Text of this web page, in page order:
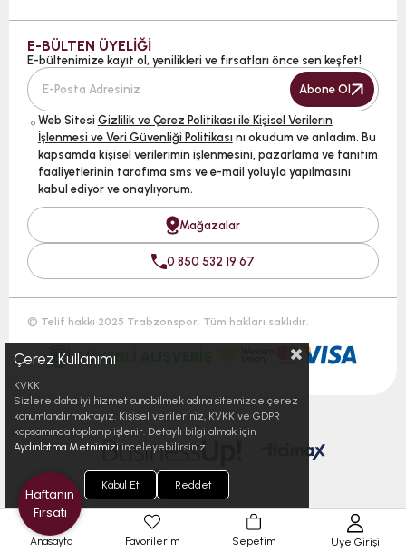
E-BÜLTEN ÜYELİĞİ
E-bültenimize kayıt ol, yenilikleri ve fırsatları önce sen keşfet!
Abone Ol
Web Sitesi Gizlilik ve Çerez Politikası ile Kişisel Verilerin
İşlenmesi ve Veri Güvenliği Politikası nı okudum ve anladım. Bu
kapsamda kişisel verilerimin işlenmesini, pazarlama ve tanıtım
faaliyetlerinin tarafıma sms ve e-mail yoluyla yapılmasını
kabul ediyor ve onaylıyorum.
Mağazalar
0 850 532 19 67
© Telif hakkı 2025 Trabzonspor. Tüm hakları saklıdır.
Çerez Kullanımı
KVKK
Sizlere daha iyi hizmet sunabilmek adına sitemizde çerez
konumlandırmaktayız. Kişisel verileriniz, KVKK ve GDPR
kapsamında toplanıp işlenir. Detaylı bilgi almak için
Aydınlatma Metnimizi inceleyebilirsiniz.
Kabul Et Reddet
Haftanın
Fırsatı
Anasayfa Favorilerim Sepetim Üye Girişi